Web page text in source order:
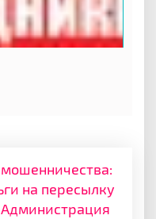
на пересылку